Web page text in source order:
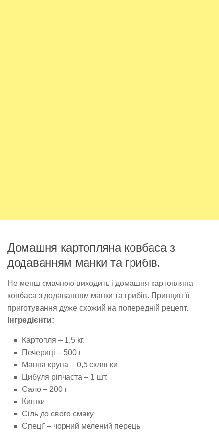
Домашня картопляна ковбаса з
додаванням манки та грибів.
Не менш смачною виходить і домашня картопляна
ковбаса з додаванням манки та грибів. Принцип її
приготування дуже схожий на попередній рецепт.
Інгредієнти:
Картопля – 1,5 кг.
Печериці – 500 г
Манна крупа – 0,5 склянки
Цибуля ріпчаста – 1 шт.
Сало – 200 г
Кишки
Сіль до свого смаку
Спеції – чорний мелений перець